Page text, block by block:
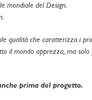
mondiale del Design.
qualità che caratterizza i
il mondo apprezza, ma
prima del progetto.